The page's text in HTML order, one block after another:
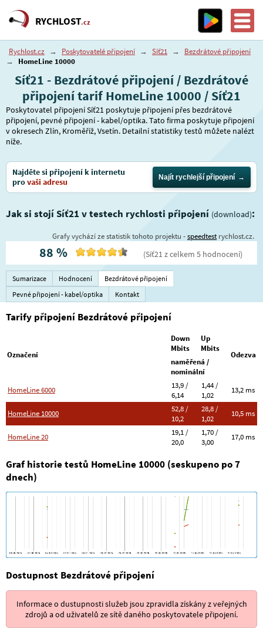
RYCHLOST.cz
Rychlost.cz → Poskytovatelé připojení → Síť21 →
Bezdrátové připojení
→
HomeLine 10000
Síť21 - Bezdrátové připojení / Bezdrátové
připojení tarif HomeLine 10000 / Síť21
Poskytovatel připojení Síť21 poskytuje připojení přes bezdrátové
připojení, pevné připojení - kabel/optika. Tato firma poskytuje připojení
v okresech Zlín, Kroměříž, Vsetín. Detailní statistiky testů můžete nalézt
níže.
Najděte si připojení k internetu
provaši adresu Najít rychlejší připojení
Jak si stojí Síť21 v testech rychlosti připojení (download):
Grafy vychází ze statistik tohoto projektu -speedtestrychlost.cz.
88 % (Síť21 z celkem 5 hodnocení)
Sumarizace Hodnocení
Bezdrátové připojení
Pevné připojení - kabel/optika
Kontakt
Tarify připojení Bezdrátové připojení
Označení
Down
Mbits
Up
Mbits
Odezva
naměřená /
nominální
HomeLine 6000
13,9 /
6,14
1,44 /
1,02
13,2 ms
HomeLine 10000
52,8 /
10,2
28,8 /
1,02
10,5 ms
HomeLine 20
19,1 /
20,0
1,70 /
3,00
17,0 ms
Graf historie testů HomeLine 10000 (seskupeno po 7
dnech)
Dostupnost Bezdrátové připojení
Informace o dustupnosti služeb jsou zpravidla získány z veřejných
zdrojů a od uživatelů ze sítě daného poskytovatele připojení.